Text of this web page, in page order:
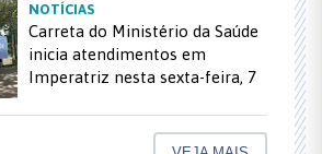
NOTÍCIAS
Carreta do Ministério da Saúde
inicia atendimentos em
Imperatriz nesta sexta-feira, 7